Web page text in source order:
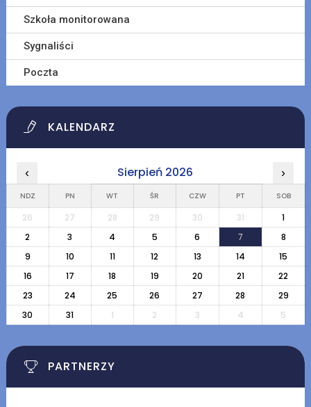
Szkoła monitorowana
Sygnaliści
Poczta
KALENDARZ
‹ Sierpień 2026 ›
NDZ PN WT ŚR CZW PT SOB
26 27 28 29 30 31
1
2
3 4 5 6 7
8
9
10 11 12 13 14
15
16
17 18 19 20 21
22
23
24 25 26 27 28
29
30
31 1 2 3 4 5
PARTNERZY